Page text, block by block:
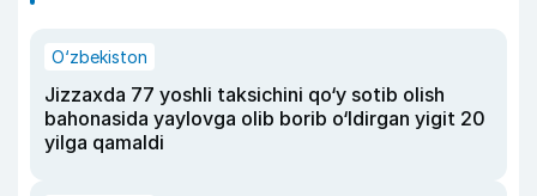
O‘zbekiston
Jizzaxda 77 yoshli taksichini qo‘y sotib olish
bahonasida yaylovga olib borib o‘ldirgan yigit 20
yilga qamaldi